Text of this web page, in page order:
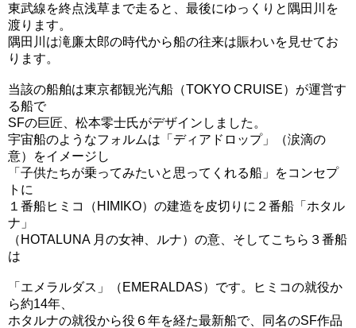
東武線を終点浅草まで走ると、最後にゆっくりと隅田川を
渡ります。
隅田川は滝廉太郎の時代から船の往来は賑わいを見せてお
ります。
当該の船舶は東京都観光汽船（TOKYO CRUISE）が運営す
る船で
SFの巨匠、松本零士氏がデザインしました。
宇宙船のようなフォルムは「ディアドロップ」（涙滴の
意）をイメージし
「子供たちが乗ってみたいと思ってくれる船」をコンセプ
トに
１番船ヒミコ（HIMIKO）の建造を皮切りに２番船「ホタル
ナ」
（HOTALUNA 月の女神、ルナ）の意、そしてこちら３番船
は
「エメラルダス」（EMERALDAS）です。ヒミコの就役か
ら約14年、
ホタルナの就役から役６年を経た最新船で、同名のSF作品